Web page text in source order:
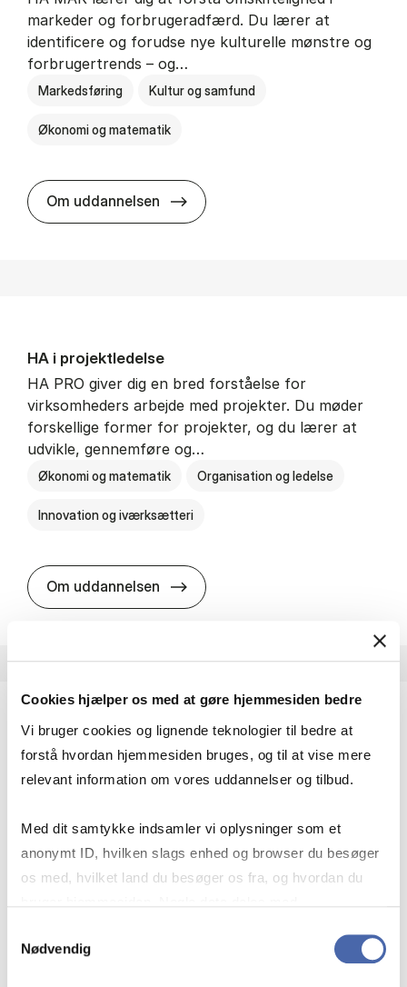
Cookies hjælper os med at gøre hjemmesiden bedre
Vi bruger cookies og lignende teknologier til bedre at
forstå hvordan hjemmesiden bruges, og til at vise mere
relevant information om vores uddannelser og tilbud.
Med dit samtykke indsamler vi oplysninger som et
anonymt ID, hvilken slags enhed og browser du besøger
os med, hvilket land du besøger os fra, og hvordan du
markedsføring. Du bestemmer selv - og kan altid trække
Nødvendig
markeder og forbrugeradfærd. Du lærer at
identificere og forudse nye kulturelle mønstre og
forbrugertrends – og…
Markedsføring Kultur og samfund
Økonomi og matematik
Om uddannelsen HA i mar­keds- og kul­tu­r­a­na­ly­se
HA i pro­jekt­le­del­se
HA PRO giver dig en bred forståelse for
virksomheders arbejde med projekter. Du møder
forskellige former for projekter, og du lærer at
udvikle, gennemføre og…
Økonomi og matematik Organisation og ledelse
Innovation og iværksætteri
Om uddannelsen HA i pro­jekt­le­del­se
HA(fil.) - erhvervs­økonomi og fi­lo­so­fi
virksomheder møder i vores komplekse verden.
effektivitet og…
Økonomi og matematik Kultur og samfund